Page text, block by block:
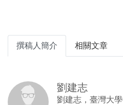
撰稿人簡介 相關文章
劉建志
劉建志，臺灣大